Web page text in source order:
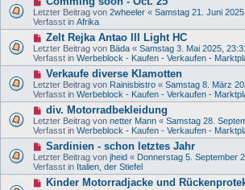
r
a
g
B
e
i
r
a
g
e
u
e
B
e
i
r
a
g
Letzter Beitrag von 2wheeler « Samstag 21. Juni
Verfasst in Afrika
N
e
u
e
B
e
i
r
a
g
Zelt Rejka Antao III Light HC
Letzter Beitrag von Bäda « Samstag 3. Mai 2025,
Verfasst in Werbeblock - Kaufen - Verkaufen -
N
e
u
e
B
e
i
r
a
g
Verkaufe diverse Klamotten
Letzter Beitrag von Rainisbistro « Samstag 8. März
Verfasst in Werbeblock - Kaufen - Verkaufen -
N
e
u
e
B
e
i
div. Motorradbekleidung
Letzter Beitrag von netter Mann « Samstag 28.
Verfasst in Werbeblock - Kaufen - Verkaufen -
N
e
u
e
Sardinien - schon letztes Jahr
Letzter Beitrag von jheid « Donnerstag 5. September
Verfasst in Italien, der Stiefel
NKinder Motorradjacke und